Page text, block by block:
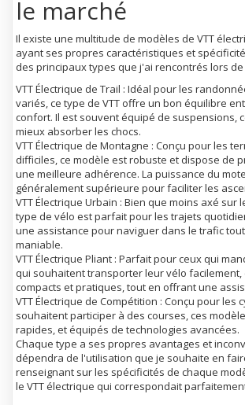
le marché
Il existe une multitude de modèles de VTT
ayant ses propres caractéristiques et
des principaux types que j'ai rencontrés lors
VTT Électrique de Trail : Idéal pour les
variés, ce type de VTT offre un bon équilibre
confort. Il est souvent équipé de suspensions,
mieux absorber les chocs.
VTT Électrique de Montagne : Conçu pour les
difficiles, ce modèle est robuste et dispose de
une meilleure adhérence. La puissance du
généralement supérieure pour faciliter les
VTT Électrique Urbain : Bien que moins axé sur
type de vélo est parfait pour les trajets
une assistance pour naviguer dans le trafic
maniable.
VTT Électrique Pliant : Parfait pour ceux qui
qui souhaitent transporter leur vélo facilement,
compacts et pratiques, tout en offrant une
VTT Électrique de Compétition : Conçu pour les
souhaitent participer à des courses, ces
rapides, et équipés de technologies avancées.
Chaque type a ses propres avantages et
dépendra de l'utilisation que je souhaite en
renseignant sur les spécificités de chaque
le VTT électrique qui correspondait